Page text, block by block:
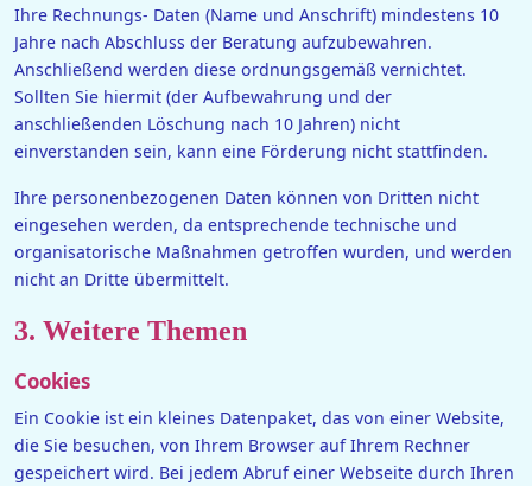
Ihre Rechnungs- Daten (Name und Anschrift) mindestens 10
Jahre nach Abschluss der Beratung aufzubewahren.
Anschließend werden diese ordnungsgemäß vernichtet.
Sollten Sie hiermit (der Aufbewahrung und der
anschließenden Löschung nach 10 Jahren) nicht
einverstanden sein, kann eine Förderung nicht stattfinden.
Ihre personenbezogenen Daten können von Dritten nicht
eingesehen werden, da entsprechende technische und
organisatorische Maßnahmen getroffen wurden, und werden
nicht an Dritte übermittelt.
3. Weitere Themen
Cookies
Ein Cookie ist ein kleines Datenpaket, das von einer Website,
die Sie besuchen, von Ihrem Browser auf Ihrem Rechner
gespeichert wird. Bei jedem Abruf einer Webseite durch Ihren